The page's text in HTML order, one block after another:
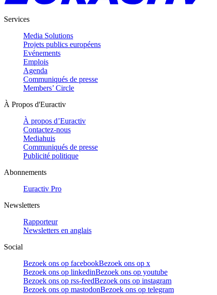
Services
Media Solutions
Projets publics européens
Evénements
Emplois
Agenda
Communiqués de presse
Members’ Circle
À Propos d'Euractiv
À propos d’Euractiv
Contactez-nous
Mediahuis
Communiqués de presse
Publicité politique
Abonnements
Euractiv Pro
Newsletters
Rapporteur
Newsletters en anglais
Social
Bezoek ons op facebookBezoek ons op x
Bezoek ons op linkedinBezoek ons op youtube
Bezoek ons op rss-feedBezoek ons op instagram
Bezoek ons op mastodonBezoek ons op telegram